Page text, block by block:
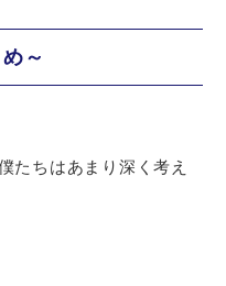
～
たちはあまり深く考え